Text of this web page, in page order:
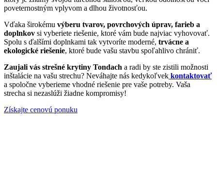
poveternostným vplyvom a dlhou životnosťou.
Vďaka širokému výberu tvarov, povrchových úprav, farieb a
doplnkov si vyberiete riešenie, ktoré vám bude najviac vyhovovať.
Spolu s ďalšími doplnkami tak vytvoríte moderné, trvácne a
ekologické riešenie, ktoré bude vašu stavbu spoľahlivo chrániť.
Zaujali vás strešné krytiny Tondach a radi by ste zistili možnosti
inštalácie na vašu strechu? Neváhajte nás kedykoľvek kontaktovať
a spoločne vyberieme vhodné riešenie pre vaše potreby. Vaša
strecha si nezaslúži žiadne kompromisy!
Získajte cenovú ponuku